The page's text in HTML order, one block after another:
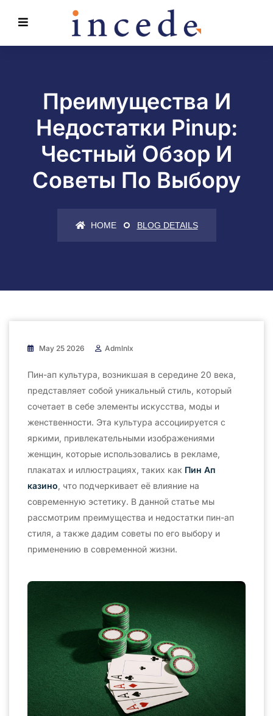
Преимущества И
Недостатки Pinup:
Честный Обзор И
Советы По Выбору
HOME BLOG DETAILS
May 25 2026 Admlnlx
Пин-ап культура, возникшая в середине 20 века,
представляет собой уникальный стиль, который
сочетает в себе элементы искусства, моды и
женственности. Эта культура ассоциируется с
яркими, привлекательными изображениями
женщин, которые использовались в рекламе,
плакатах и иллюстрациях, таких как Пин Ап
казино, что подчеркивает её влияние на
современную эстетику. В данной статье мы
рассмотрим преимущества и недостатки пин-ап
стиля, а также дадим советы по его выбору и
применению в современной жизни.